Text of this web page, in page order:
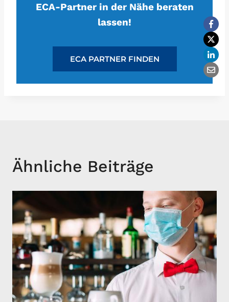
ECA-Partner in der Nähe beraten
lassen!
ECA PARTNER FINDEN
Ähnliche Beiträge